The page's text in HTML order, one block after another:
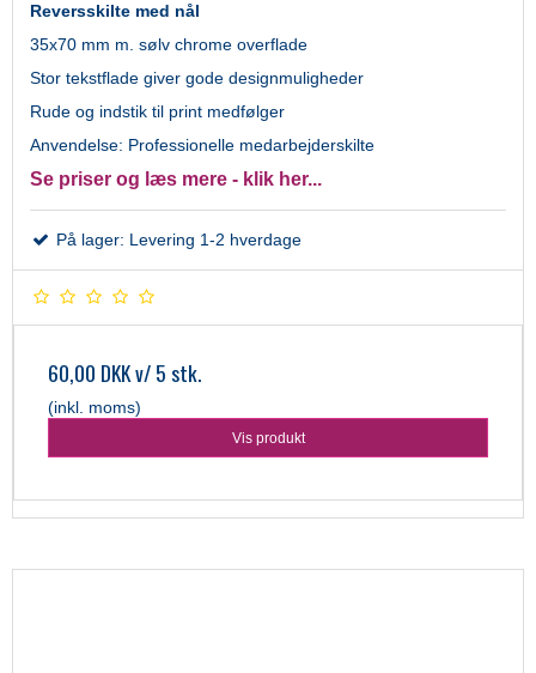
Reversskilte med nål
35x70 mm m. sølv chrome overflade
Stor tekstflade giver gode designmuligheder
Rude og indstik til print medfølger
Anvendelse: Professionelle medarbejderskilte
Se priser og læs mere - klik her...
På lager: Levering 1-2 hverdage
60,00 DKKv/ 5 stk.
(inkl. moms)
Vis produkt